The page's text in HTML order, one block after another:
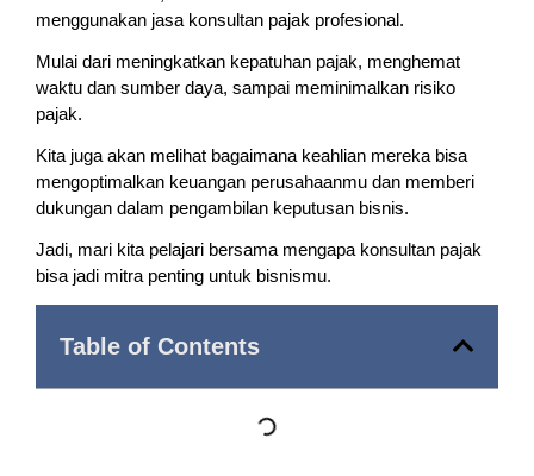
menggunakan jasa konsultan pajak profesional.
Mulai dari meningkatkan kepatuhan pajak, menghemat
waktu dan sumber daya, sampai meminimalkan risiko
pajak.
Kita juga akan melihat bagaimana keahlian mereka bisa
mengoptimalkan keuangan perusahaanmu dan memberi
dukungan dalam pengambilan keputusan bisnis.
Jadi, mari kita pelajari bersama mengapa konsultan pajak
bisa jadi mitra penting untuk bisnismu.
Table of Contents